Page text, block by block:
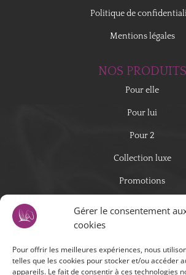
Gérer le consentement
cookies
Pour offrir les meilleures expériences, nous
telles que les cookies pour stocker et/ou accéder
appareils. Le fait de consentir à ces technologies
Politique de
Mentions légales
NOS PRODUITS
Pour elle
Pour lui
Pour 2
Collection luxe
Promotions
COMMANDES
Mon compte